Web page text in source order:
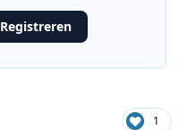
Registreren
1